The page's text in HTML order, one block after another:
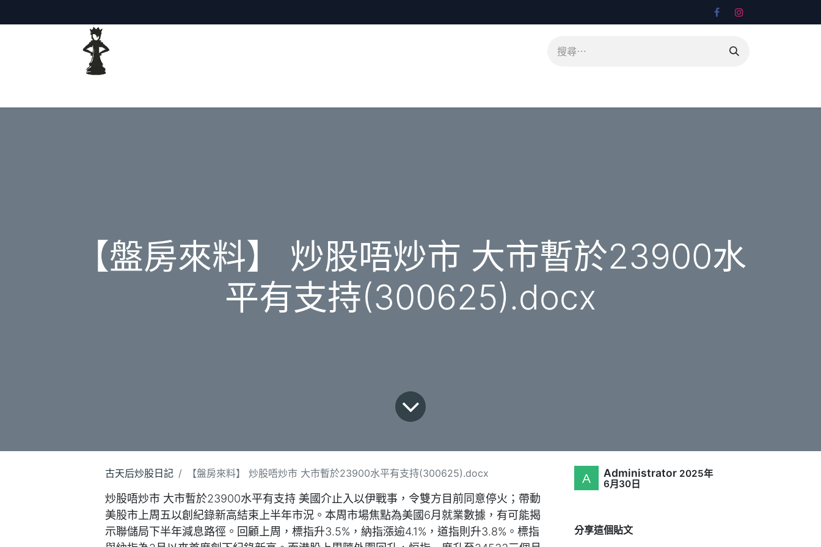
【盤房來料】 炒股唔炒市 大市暫於23900水
平有支持(300625).docx
古天后炒股日記 【盤房來料】 炒股唔炒市 大市暫於23900水平有支持(300625).docx
炒股唔炒市 大市暫於23900水平有支持 美國介止入以伊戰事，令雙方目前同意停火；帶動
美股市上周五以創紀錄新高結束上半年市況。本周市場焦點為美國6月就業數據，有可能揭
示聯儲局下半年減息路徑。回顧上周，標指升3.5%，納指漲逾4.1%，道指則升3.8%。標指
Administrator 2025年
6月30日
分享這個貼文